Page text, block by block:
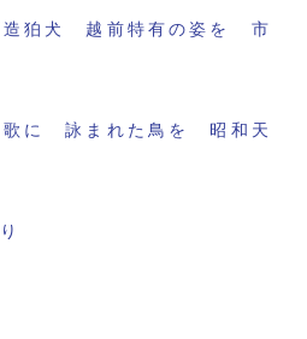
造狛犬 越前特有の姿を 市
歌に 詠まれた鳥を 昭和天